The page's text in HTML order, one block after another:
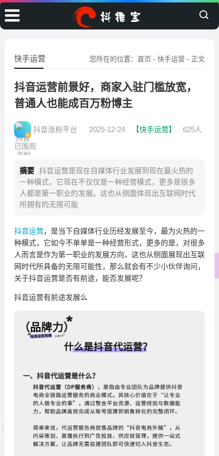
您所在的位置：首页 -快手运营 - 正文
快手运营
抖音运营前景好，商家入驻门槛放宽，
普通人也能成百万粉博主
抖音涨粉平台 2025-12-24 【快手运营】
625人
已围观
摘要 抖音运营是现在自媒体行业发展到现在最火热的
一种模式，它现在不仅仅是一种经营模式，更多是很多
人都是第一职业的发展。这也从侧面体现出互联网时代
所拥有的无限可能
抖音运营，是当下自媒体行业历经发展至今，最为火热的一
种模式，它如今不单单是一种经营形式，更多的是，对很多
人而言是作为第一职业的发展方向，这也从侧面展现出互联
网时代所具备的无限可能性，那么就会有不少小伙伴询问，
关于抖音运营是否有前途，能否发展呢？
抖音运营有前途发展么